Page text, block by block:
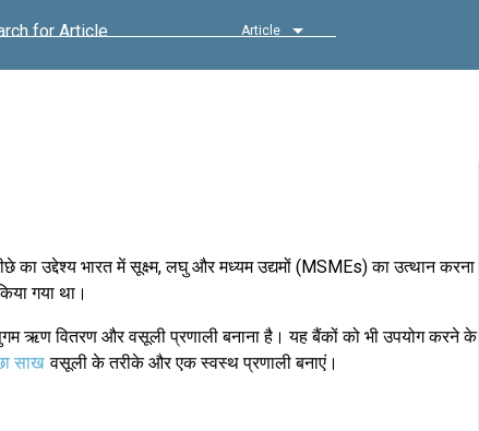
for Article Article
उद्देश्य भारत में सूक्ष्म, लघु और मध्यम उद्यमों (MSMEs) का उत्थान करना
गया था।
ऋण वितरण और वसूली प्रणाली बनाना है। यह बैंकों को भी उपयोग करने के
साख वसूली के तरीके और एक स्वस्थ प्रणाली बनाएं।